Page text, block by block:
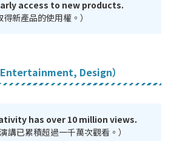
access to new products.
新產品的使用權。）
Design）
has over 10 million views.
講已累積超過一千萬次觀看。）